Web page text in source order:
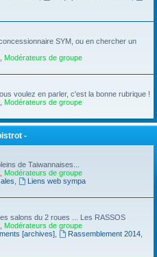
SYM, ou en chercher un
Modérateurs de groupe
voulez en parler, c'est la bonne rubrique !
Modérateurs de groupe
-
de Taiwannaises...
Modérateurs de groupe
Liens web sympa
salons du 2 roues ... Les RASSOS
Modérateurs de groupe
[archives], Rassemblement 2014,